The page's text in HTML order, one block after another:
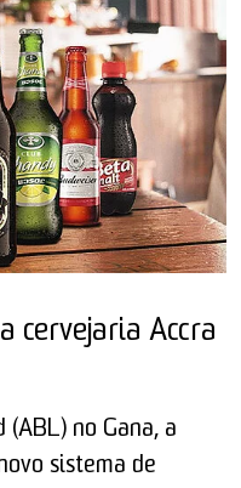
cervejaria Accra
no Gana, a
sistema de